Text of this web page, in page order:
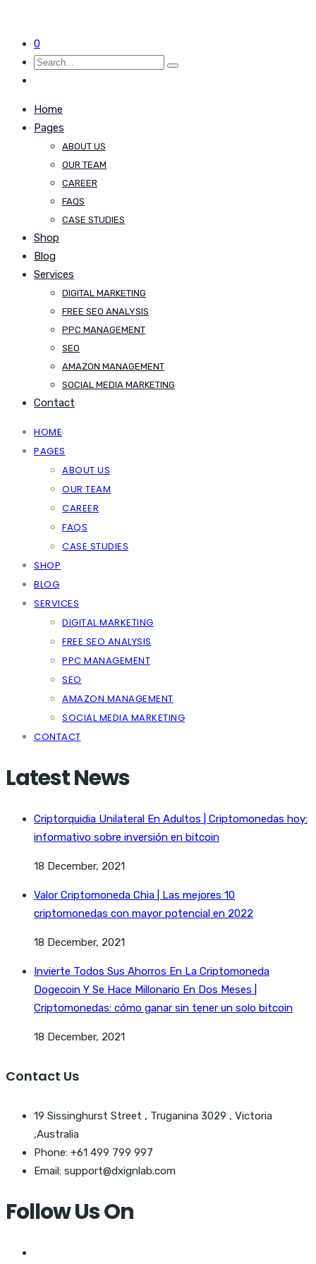
0
Home
Pages
ABOUT US
OUR TEAM
CAREER
FAQS
CASE STUDIES
Shop
Blog
Services
DIGITAL MARKETING
FREE SEO ANALYSIS
PPC MANAGEMENT
SEO
AMAZON MANAGEMENT
SOCIAL MEDIA MARKETING
Contact
HOME
PAGES
ABOUT US
OUR TEAM
CAREER
FAQS
CASE STUDIES
SHOP
BLOG
SERVICES
DIGITAL MARKETING
FREE SEO ANALYSIS
PPC MANAGEMENT
SEO
AMAZON MANAGEMENT
SOCIAL MEDIA MARKETING
CONTACT
Latest News
Criptorquidia Unilateral En Adultos | Criptomonedas hoy:
informativo sobre inversión en bitcoin
18 December, 2021
Valor Criptomoneda Chia | Las mejores 10
criptomonedas con mayor potencial en 2022
18 December, 2021
Invierte Todos Sus Ahorros En La Criptomoneda
Dogecoin Y Se Hace Millonario En Dos Meses |
Criptomonedas: cómo ganar sin tener un solo bitcoin
18 December, 2021
Contact Us
19 Sissinghurst Street , Truganina 3029 , Victoria
,Australia
Phone: +61 499 799 997
Email: support@dxignlab.com
Follow Us On